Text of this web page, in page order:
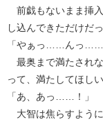
前戯もないまま挿
し込んできただけだっ
「やぁっ……んっ……
最奥まで満たされ
って、満たしてほし
「あ、あっ……！」
大智は焦らすように